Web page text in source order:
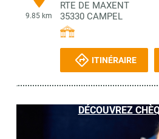
9.85 km
RTE DE MAXENT
35330 CAMPEL
ITINÉRAIRE
DÉCOUVREZ